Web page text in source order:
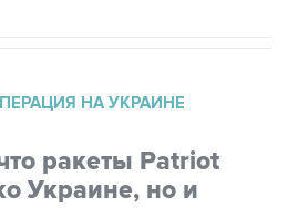
НА УКРАИНЕ
ракеты Patriot
Украине, но и